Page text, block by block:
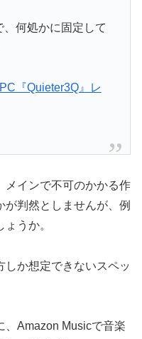
、何処かに固定して
『Quieter3Q』レ
メインで不可のかかる作
判然としませんが、例
うか。
しか想定できないスペッ
、Amazon Musicで音楽